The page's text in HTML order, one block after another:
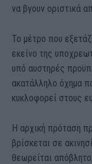
να βγουν οριστικά
Το μέτρο που
εκείνο της
υπό αυστηρές
ακατάλληλο όχημα
κυκλοφορεί στους
Η αρχική πρόταση
βρίσκεται σε
θεωρείται